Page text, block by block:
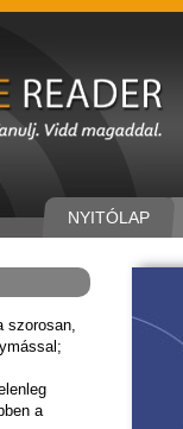
NYITÓLAP
szorosan,
a